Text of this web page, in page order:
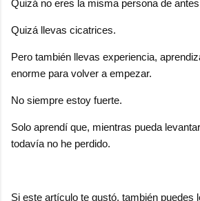
Quizá no eres la misma persona de
Quizá llevas cicatrices.
Pero también llevas experiencia,
enorme para volver a empezar.
No siempre estoy fuerte.
Solo aprendí que, mientras pueda
todavía no he perdido.
Si este artículo te gustó, también puedes